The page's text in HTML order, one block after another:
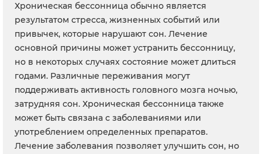
Хроническая бессонница обычно является
результатом стресса, жизненных событий или
привычек, которые нарушают сон. Лечение
основной причины может устранить бессонницу,
но в некоторых случаях состояние может длиться
годами. Различные переживания могут
поддерживать активность головного мозга ночью,
затрудняя сон. Хроническая бессонница также
может быть связана с заболеваниями или
употреблением определенных препаратов.
Лечение заболевания позволяет улучшить сон, но